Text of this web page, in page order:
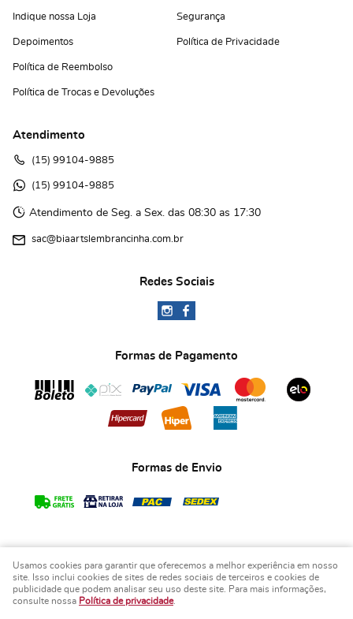
Indique nossa Loja
Depoimentos
Política de Reembolso
Política de Trocas e Devoluções
Segurança
Política de Privacidade
Atendimento
(15) 99104-9885
(15) 99104-9885
Atendimento de Seg. a Sex. das 08:30 as 17:30
sac@biaartslembrancinha.com.br
Redes Sociais
Formas de Pagamento
Formas de Envio
COPYRIGHT BIA ART'S LEMBRANCINHAS - 2026 - TODOS OS DIREITOS RESERVADOS.
LOJA VIRTUAL CRIADA POR
Usamos cookies para garantir que oferecemos a melhor experiência em nosso
site. Isso inclui cookies de sites de redes sociais de terceiros e cookies de
publicidade que podem analisar seu uso deste site. Para mais informações,
consulte nossa Política de privacidade.